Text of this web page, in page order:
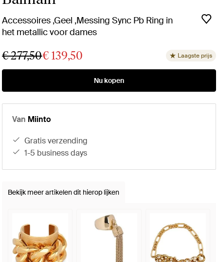
Accessoires ,Geel ,Messing Sync Pb Ring in
het metallic voor dames
€ 277,50€ 139,50 Laagste prijs
Nu kopen
Van Miinto
gratis verzending
1-5 business days
Bekijk meer artikelen dit hierop lijken